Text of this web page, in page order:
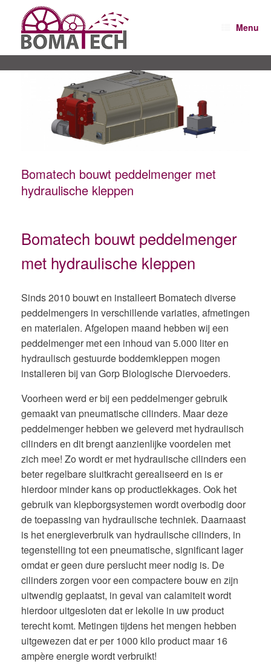
inhoud
Menu
Bomatech bouwt peddelmenger met
hydraulische kleppen
Bomatech bouwt peddelmenger
met hydraulische kleppen
Sinds 2010 bouwt en installeert Bomatech diverse
peddelmengers in verschillende variaties, afmetingen
en materialen. Afgelopen maand hebben wij een
peddelmenger met een inhoud van 5.000 liter en
hydraulisch gestuurde boddemkleppen mogen
installeren bij van Gorp Biologische Diervoeders.
Voorheen werd er bij een peddelmenger gebruik
gemaakt van pneumatische cilinders. Maar deze
peddelmenger hebben we geleverd met hydraulisch
cilinders en dit brengt aanzienlijke voordelen met
zich mee! Zo wordt er met hydraulische cilinders een
beter regelbare sluitkracht gerealiseerd en is er
hierdoor minder kans op productlekkages. Ook het
gebruik van klepborgsystemen wordt overbodig door
de toepassing van hydraulische techniek. Daarnaast
is het energieverbruik van hydraulische cilinders, in
tegenstelling tot een pneumatische, significant lager
omdat er geen dure perslucht meer nodig is. De
cilinders zorgen voor een compactere bouw en zijn
uitwendig geplaatst, in geval van calamiteit wordt
hierdoor uitgesloten dat er lekolie in uw product
terecht komt. Metingen tijdens het mengen hebben
uitgewezen dat er per 1000 kilo product maar 16
ampère energie wordt verbruikt!